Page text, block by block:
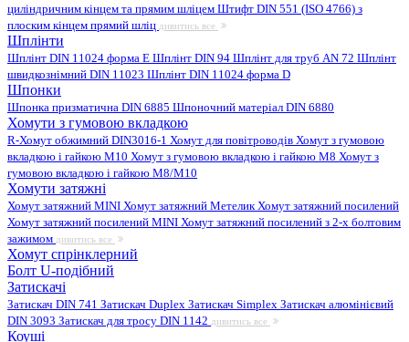
циліндричним кінцем та прямим шліцем Штифт DIN 551 (ISO 4766) з
плоским кінцем прямий шліц дивитись все
Шплінти
Шплінт DIN 11024 форма E Шплінт DIN 94 Шплінт для труб AN 72 Шплінт
швидкознімний DIN 11023 Шплінт DIN 11024 форма D
Шпонки
Шпонка призматична DIN 6885 Шпоночний матеріал DIN 6880
Хомути з гумовою вкладкою
R-Хомут обжимний DIN3016-1 Хомут для повітроводів Хомут з гумовою
вкладкою і гайкою M10 Хомут з гумовою вкладкою і гайкою M8 Хомут з
гумовою вкладкою і гайкою М8/M10
Хомути затяжні
Хомут затяжний MINI Хомут затяжний МетеликХомут затяжний посилений
Хомут затяжний посилений MINI Хомут затяжний посилений з 2-х болтовим
зажимом дивитись все
Хомут спрінклерний
Болт U-подібний
Затискачі
Затискач DIN 741 Затискач Duplex Затискач Simplex Затискач алюмінієвий
DIN 3093 Затискач для тросу DIN 1142 дивитись все
Коуші